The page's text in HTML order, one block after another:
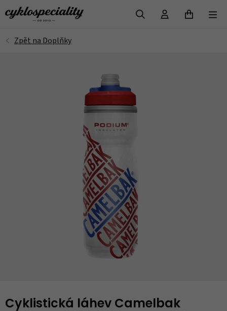
Cyklistická láhev Camelbak